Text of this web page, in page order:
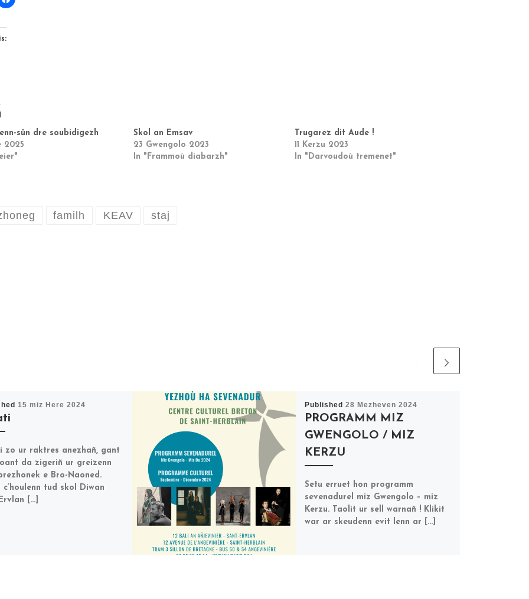
sûn dre soubidigezh
2025
Skol an Emsav
23 Gwengolo 2023
In "Frammoù diabarzh"
Trugarez dit Aude !
11 Kerzu 2023
In "Darvoudoù tremenet"
familh KEAV staj
15 miz Here 2024
zo ur raktres anezhañ, gant
da zigeriñ ur greizenn
e Bro-Naoned.
c’houlenn tud skol Diwan
[…]
Published 28 Mezheven 2024
PROGRAMM MIZ
GWENGOLO / MIZ
KERZU
Setu erruet hon programm
sevenadurel miz Gwengolo – miz
Kerzu. Taolit ur sell warnañ ! Klikit
war ar skeudenn evit lenn ar […]